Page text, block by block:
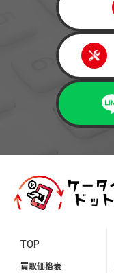
TOP
買取価格表